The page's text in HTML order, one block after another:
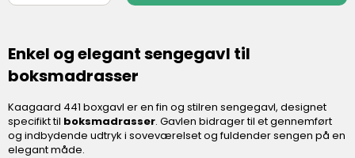
Enkel og elegant sengegavl til
boksmadrasser
Kaagaard 441 boxgavl er en fin og stilren sengegavl, designet
specifikt til boksmadrasser. Gavlen bidrager til et gennemført
og indbydende udtryk i soveværelset og fuldender sengen på en
elegant måde.